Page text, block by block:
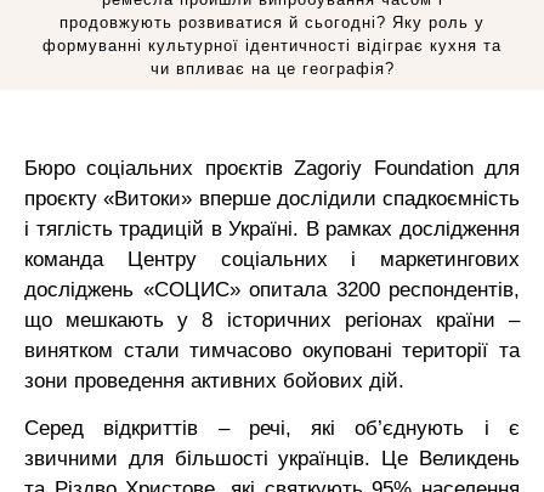
продовжують розвиватися й сьогодні? Яку роль у
формуванні культурної ідентичності відіграє кухня та
чи впливає на це географія?
Бюросоціальних проєктів Zagoriy Foundation для
проєкту«Витоки» вперше дослідили спадкоємність
і тяглість традицій в Україні. В рамках дослідження
команда Центру соціальних і маркетингових
досліджень «СОЦИС» опитала 3200 респондентів,
що мешкають у 8 історичних регіонах країни –
винятком стали тимчасово окуповані території та
зони проведення активних бойових дій.
Серед відкриттів – речі, які об’єднують і є
звичними для більшості українців. Це Великдень